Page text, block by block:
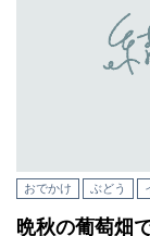
おでかけ ぶどう
晩秋の葡萄畑